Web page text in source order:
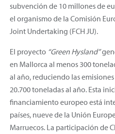
subvención de 10 millones de
el organismo de la Comisión
Joint Undertaking (FCH JU).
El proyecto “Green Hysland”
en Mallorca al menos 300
al año, reduciendo las emisiones
20.700 toneladas al año. Esta
financiamiento europeo está
países, nueve de la Unión
Marruecos. La participación de